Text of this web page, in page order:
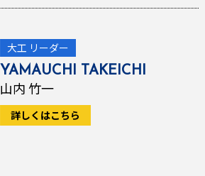
大工 リーダー
YAMAUCHI TAKEICHI
山内 竹一
詳しくはこちら